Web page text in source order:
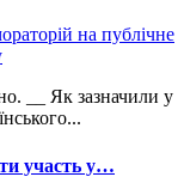
__ Як зазначили у
участь у…